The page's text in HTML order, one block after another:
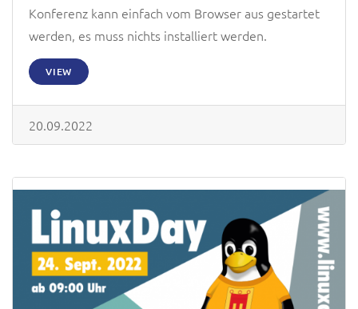
Konferenz kann einfach vom Browser aus gestartet
werden, es muss nichts installiert werden.
VIEW
20.09.2022